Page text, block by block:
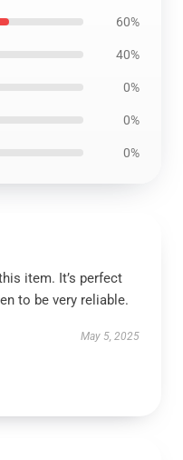
60%
40%
0%
0%
0%
item. It’s perfect
to be very reliable.
May 5, 2025